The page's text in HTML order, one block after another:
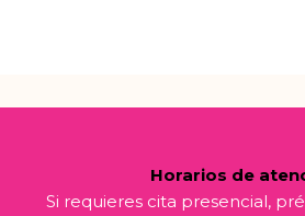
Horarios de
Si requieres cita presencial,